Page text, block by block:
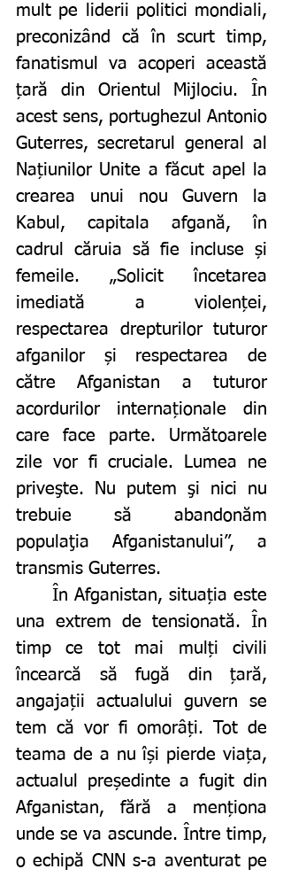
mult pe liderii politici mondiali,
preconizând că în scurt timp,
fanatismul va acoperi această
țară din Orientul Mijlociu. În
acest sens, portughezul Antonio
Guterres, secretarul general al
Națiunilor Unite a făcut apel la
crearea unui nou Guvern la
Kabul, capitala afgană, în
cadrul căruia să fie incluse și
femeile. „Solicit încetarea
imediată a violenței,
respectarea drepturilor tuturor
afganilor și respectarea de
către Afganistan a tuturor
acordurilor internaționale din
care face parte. Următoarele
zile vor fi cruciale. Lumea ne
priveşte. Nu putem şi nici nu
trebuie să abandonăm
populaţia Afganistanului”, a
transmis Guterres.
una extrem de tensionată. În
timp ce tot mai mulți civili
încearcă să fugă din țară,
angajații actualului guvern se
tem că vor fi omorâți. Tot de
teama de a nu își pierde viața,
actualul președinte a fugit din
Afganistan, fără a menționa
unde se va ascunde. Între timp,
o echipă CNN s-a aventurat pe